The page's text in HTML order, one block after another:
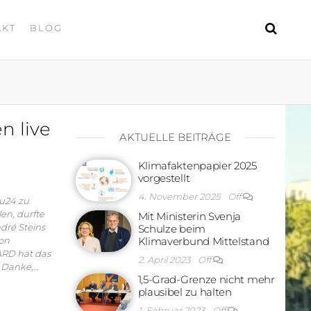
BLOG
live
zu
durfte
Steins
hat das
AKTUELLE BEITRÄGE
Klimafaktenpapier 2025
vorgestellt
4. November 2025 Off
Mit Ministerin Svenja
Schulze beim
Klimaverbund Mittelstand
2. April 2023 Off
1,5-Grad-Grenze nicht mehr
plausibel zu halten